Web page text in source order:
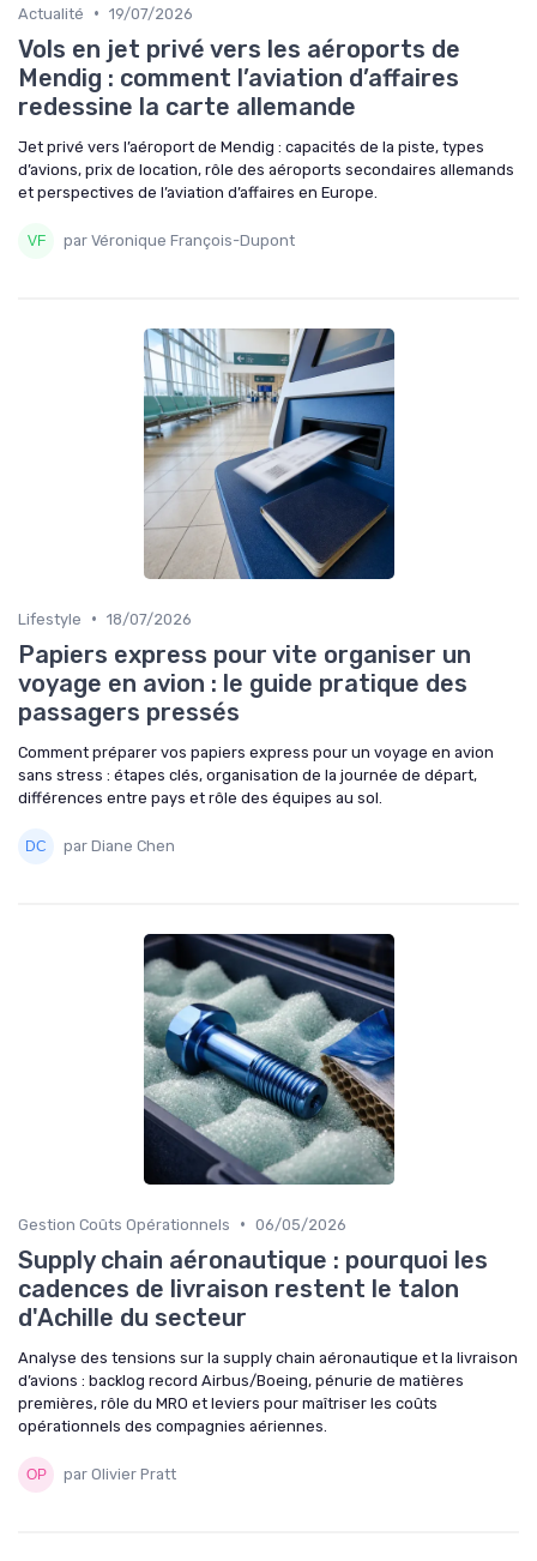
Actualité • 19/07/2026
Vols en jet privé vers les aéroports de
Mendig : comment l’aviation d’affaires
redessine la carte allemande
Jet privé vers l’aéroport de Mendig : capacités de la piste, types
d’avions, prix de location, rôle des aéroports secondaires allemands
et perspectives de l’aviation d’affaires en Europe.
par Véronique François-Dupont
Lifestyle • 18/07/2026
Papiers express pour vite organiser un
voyage en avion : le guide pratique des
passagers pressés
Comment préparer vos papiers express pour un voyage en avion
sans stress : étapes clés, organisation de la journée de départ,
différences entre pays et rôle des équipes au sol.
par Diane Chen
Gestion Coûts Opérationnels • 06/05/2026
Supply chain aéronautique : pourquoi les
cadences de livraison restent le talon
d'Achille du secteur
Analyse des tensions sur la supply chain aéronautique et la livraison
d’avions : backlog record Airbus/Boeing, pénurie de matières
premières, rôle du MRO et leviers pour maîtriser les coûts
opérationnels des compagnies aériennes.
par Olivier Pratt